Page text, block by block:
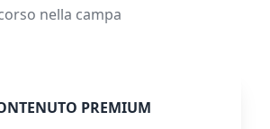
nella campa
PREMIUM